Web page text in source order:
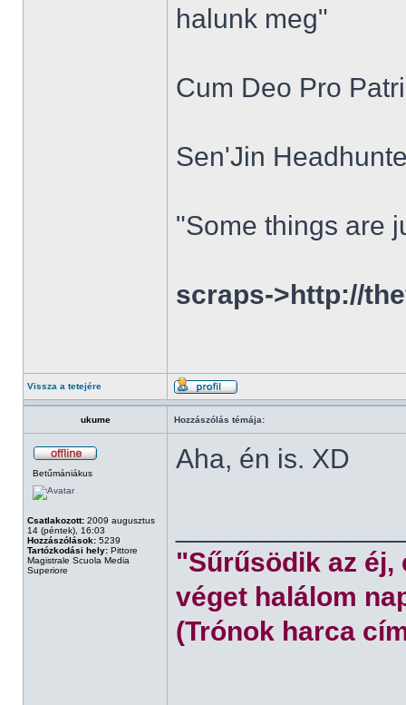
halunk meg"
Cum Deo Pro
Sen'Jin
"Some things are
scraps->http://
Vissza a tetejére
ukume Hozzászólás témája:
Betűmániákus
Csatlakozott: 2009 augusztus
14 (péntek), 16:03
Hozzászólások: 5239
Tartózkodási hely: Pittore
Magistrale Scuola Media
Superiore
Aha, én is. XD
"Sűrűsödik az éj,
véget halálom
(Trónok harca